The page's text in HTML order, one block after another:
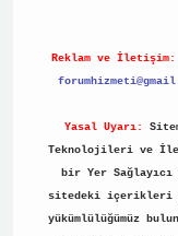
Reklam ve İletişim:
Yasal Uyarı:
Teknolojileri ve
bir Yer
sitedeki içerikleri
yükümlülüğümüz